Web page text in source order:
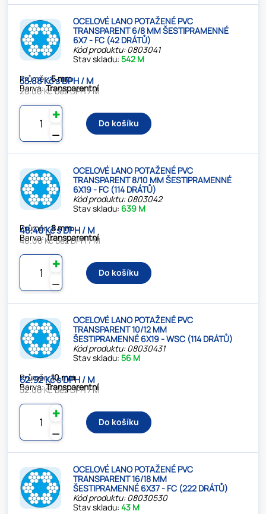
OCELOVÉ LANO POTAŽENÉ PVC
TRANSPARENT 6/8 MM ŠESTIPRAMENNÉ
6X7 - FC (42 DRÁTŮ)
Kód produktu: 0803041
Stav skladu:542 M
Průměr:5 mm
Barva:Transparentní
33.88 Kč s DPH / M
28.00 Kč bez DPH / M
⚊
✚
Do košíku
OCELOVÉ LANO POTAŽENÉ PVC
TRANSPARENT 8/10 MM ŠESTIPRAMENNÉ
6X19 - FC (114 DRÁTŮ)
Kód produktu: 0803042
Stav skladu: 639 M
Průměr:8 mm
Barva:Transparentní
48.40 Kč s DPH / M
40.00 Kč bez DPH / M
⚊
✚
Do košíku
OCELOVÉ LANO POTAŽENÉ PVC
TRANSPARENT 10/12 MM
ŠESTIPRAMENNÉ 6X19 - WSC (114 DRÁTŮ)
Kód produktu: 08030431
Stav skladu:56 M
Průměr:10 mm
Barva:Transparentní
62.92 Kč s DPH / M
52.00 Kč bez DPH / M
⚊
✚
Do košíku
OCELOVÉ LANO POTAŽENÉ PVC
TRANSPARENT 16/18 MM
ŠESTIPRAMENNÉ 6X37 - FC (222 DRÁTŮ)
Kód produktu: 08030530
Stav skladu:43 M